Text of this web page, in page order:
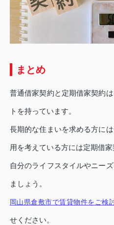
まとめ
普通借家契約と定期借家契約
トを持っています。
長期的な住まいを求める方に
用を考えている方には定期借家
自分のライフスタイルやニー
ましょう。
岡山県倉敷市で賃貸物件をご検
せください。